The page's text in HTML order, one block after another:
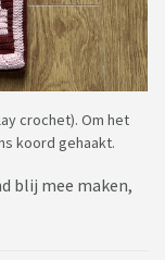
crochet). Om het
koord gehaakt.
blij mee maken,